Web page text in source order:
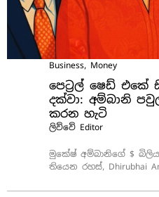
Business, Money
පෙට්‍රල් ෂෙඩ් එකේ
දක්වා: අම්බානි
කරන හැටි
ලිව්වේ Editor
මුකේෂ් අම්බානිගේ $
තියෙන රහස්, Dhirubhai